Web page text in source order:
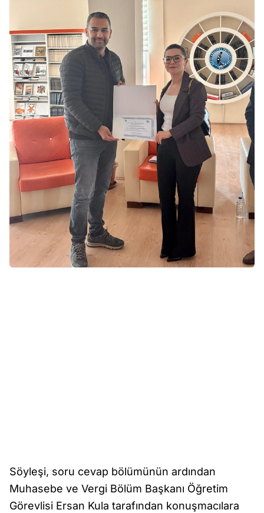
Söyleşi, soru cevap bölümünün ardından
Muhasebe ve Vergi Bölüm Başkanı Öğretim
Görevlisi Ersan Kula tarafından konuşmacılara